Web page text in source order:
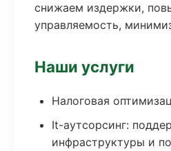
снижаем издержки,
управляемость,
Наши услуги
Налоговая
It-аутсорсинг:
инфраструктуры и по